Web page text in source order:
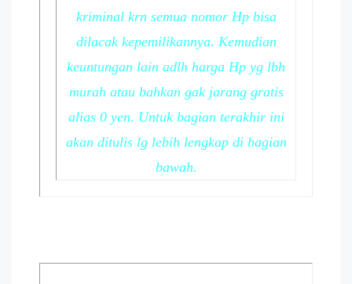
kriminal krn semua nomor Hp bisa
dilacak kepemilikannya. Kemudian
keuntungan lain adlh harga Hp yg lbh
murah atau bahkan gak jarang gratis
alias 0 yen. Untuk bagian terakhir ini
akan ditulis lg lebih lengkap di bagian
bawah.